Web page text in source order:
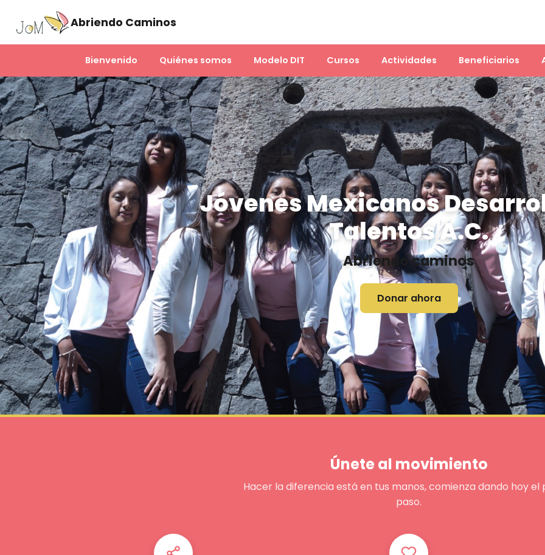
Abriendo Caminos
Bienvenido Quiénes somos Modelo DIT Cursos Actividades Beneficiarios
Jóvenes Mexicanos
Talentos A.C.
Abriendo caminos
Donar ahora
Únete al movimiento
Hacer la diferencia está en tus manos, comienza dando hoy el
paso.